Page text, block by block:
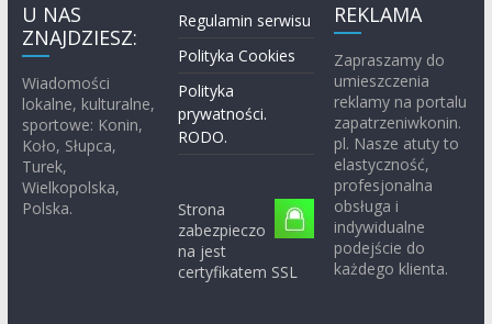
U NAS
ZNAJDZIESZ:
Wiadomości
lokalne, kulturalne,
sportowe: Konin,
Koło, Słupca,
Turek,
Wielkopolska,
Polska.
Regulamin serwisu
Polityka Cookies
Polityka
prywatności.
RODO.
Strona
zabezpieczo
na jest
certyfikatem SSL
REKLAMA
Zapraszamy do
umieszczenia
reklamy na portalu
zapatrzeniwkonin.
pl. Nasze atuty to
elastyczność,
profesjonalna
obsługa i
indywidualne
podejście do
każdego klienta.